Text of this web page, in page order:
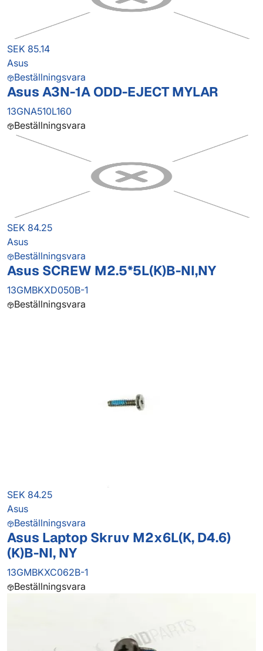
SEK 85.14
Asus
Beställningsvara
Asus A3N-1A ODD-EJECT MYLAR
13GNA510L160
Beställningsvara
SEK 84.25
Asus
Beställningsvara
Asus SCREW M2.5*5L(K)B-NI,NY
13GMBKXD050B-1
Beställningsvara
SEK 84.25
Asus
Beställningsvara
Asus Laptop Skruv M2x6L(K, D4.6)
(K)B-NI, NY
13GMBKXC062B-1
Beställningsvara